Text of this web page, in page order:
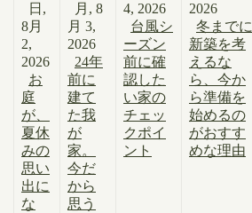
日,
8月
2,
2026
お
庭
が、
夏休
みの
思い
出に
な
月, 8
月 3,
2026
24年
前に
建て
た我
が
家。
今だ
から
思う
4, 2026
台風シ
ーズン
前に確
認した
い家の
チェッ
クポイ
ント
2026
冬までに
新築を考
えるな
ら、今か
ら準備を
始めるの
がおすす
めな理由